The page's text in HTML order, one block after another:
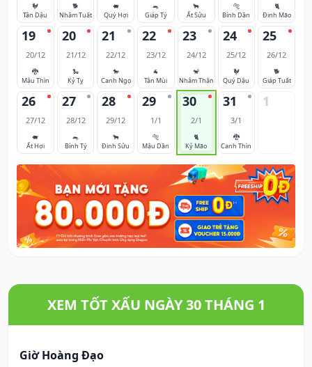
🐓
Tân Dậu
🐕
Nhâm Tuất
🐖
Quý Hợi
🐀
Giáp Tý
🐂
Ất Sửu
🐅
Bính Dần
🐈
Đinh Mão
19
20/12
🐉
Mậu Thìn
20
21/12
🐍
Kỷ Tỵ
21
22/12
🐎
Canh Ngọ
22
23/12
🐐
Tân Mùi
23
24/12
🐒
Nhâm Thân
24
25/12
🐓
Quý Dậu
25
26/12
🐕
Giáp Tuất
26
27/12
🐖
Ất Hợi
27
28/12
🐀
Bính Tý
28
29/12
🐂
Đinh Sửu
29
1/1
🐅
Mậu Dần
30
2/1
🐈
Kỷ Mão
31
3/1
🐉
Canh Thìn
1
XEM TỐT XẤU NGÀY 30 THÁNG 1
Giờ Hoàng Đạo